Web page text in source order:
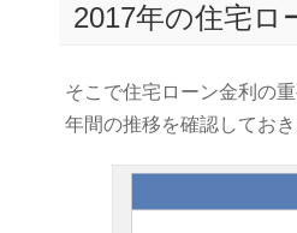
2017年の住宅ロ
そこで住宅ローン金利の
年間の推移を確認しておき